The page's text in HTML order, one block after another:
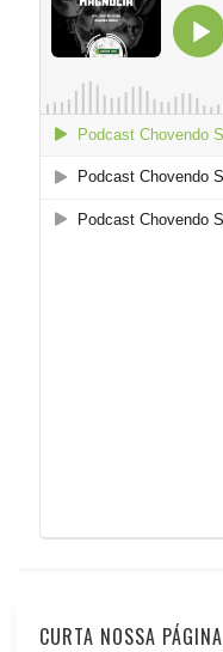
CURTA NOSSA PÁGINA